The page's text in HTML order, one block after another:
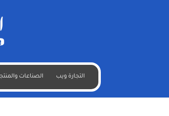
التجارة ويب الصناعات